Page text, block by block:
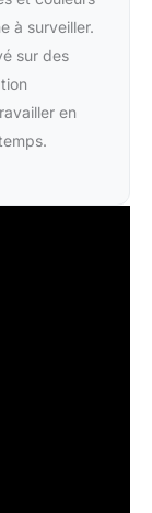
à surveiller.
sur des
en